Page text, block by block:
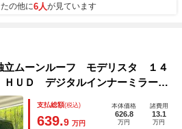
の他に6人が見ています
ムーンルーフ モデリスタ １４
ＵＤ デジタルインナーミラー
ア 全周囲カメラ 禁煙車 電動
ン
支払総額(税込)
639.9 万円
本体価格
626.8
万円
諸費用
13.1
万円